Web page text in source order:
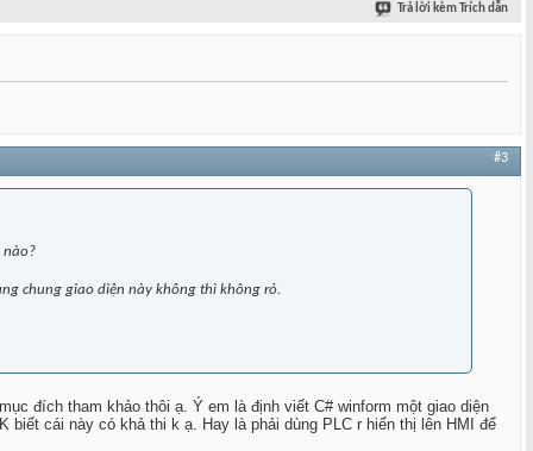
Trả lời kèm Trích dẫn
#3
nào?
chung giao diện này không thì không rỏ.
đích tham khảo thôi ạ. Ý em là định viết C# winform một giao diện
cái này có khả thi k ạ. Hay là phải dùng PLC r hiển thị lên HMI để